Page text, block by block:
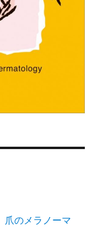
のメラノーマ